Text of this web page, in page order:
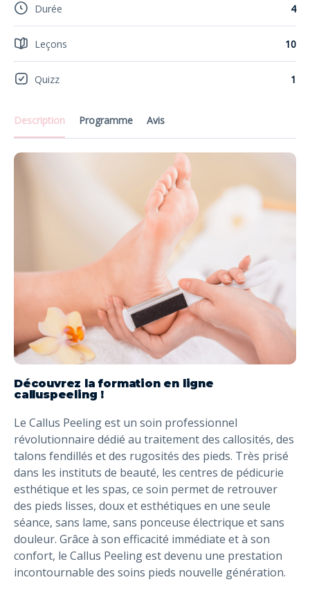
Description Programme Avis
Découvrez la formation en ligne
calluspeeling !
Le Callus Peeling est un soin professionnel
révolutionnaire dédié au traitement des callosités, des
talons fendillés et des rugosités des pieds. Très prisé
dans les instituts de beauté, les centres de pédicurie
esthétique et les spas, ce soin permet de retrouver
des pieds lisses, doux et esthétiques en une seule
séance, sans lame, sans ponceuse électrique et sans
douleur. Grâce à son efficacité immédiate et à son
confort, le Callus Peeling est devenu une prestation
incontournable des soins pieds nouvelle génération.
Durée 4
Leçons 10
Quizz 1